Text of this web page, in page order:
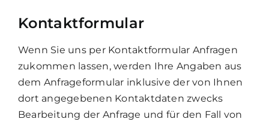
Kontaktformular
Wenn Sie uns per Kontaktformular Anfragen
zukommen lassen, werden Ihre Angaben aus
dem Anfrageformular inklusive der von Ihnen
dort angegebenen Kontaktdaten zwecks
Bearbeitung der Anfrage und für den Fall von